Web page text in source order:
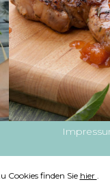
Cookies finden Sie hier .